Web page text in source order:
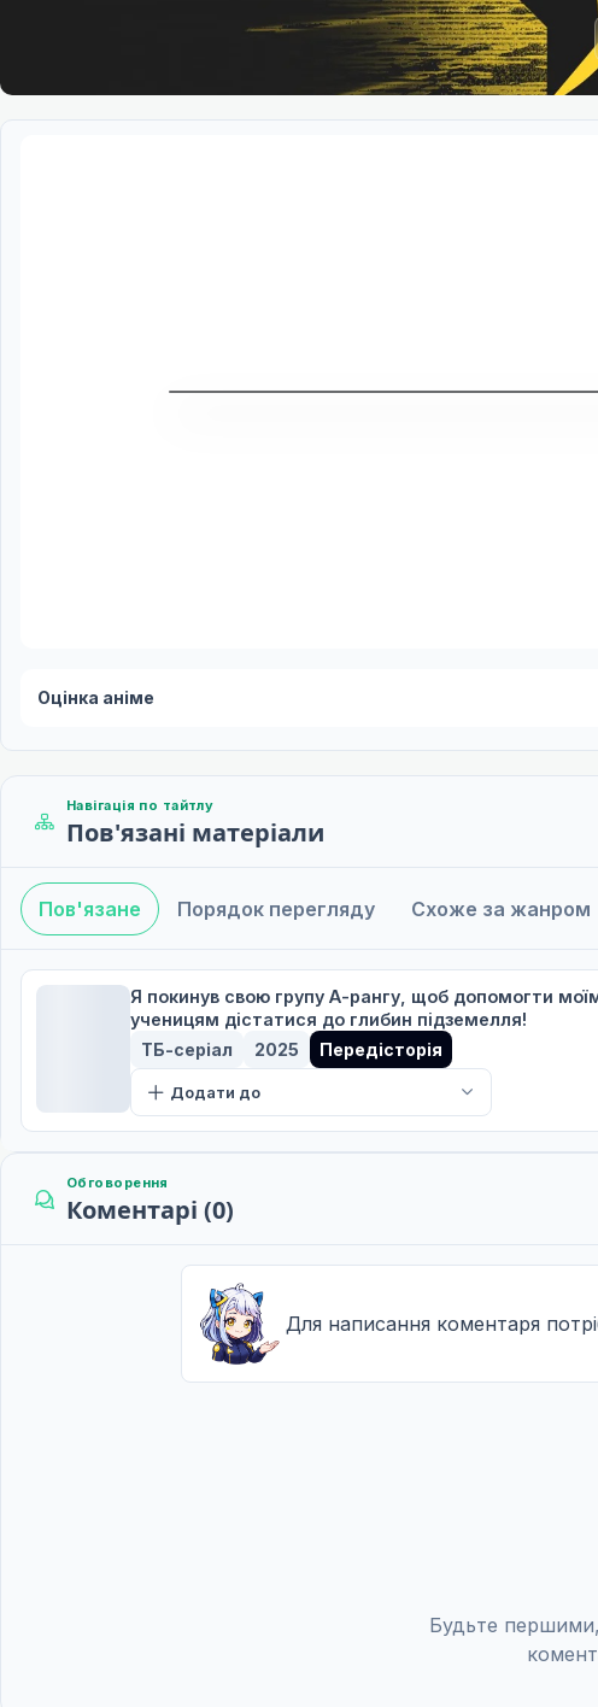
Оцінка аніме
Навігація по тайтлу
Пов'язані матеріали
Пов'язане Порядок перегляду Схоже за жанром
Я покинув свою групу А-рангу, щоб допомогти
ученицям дістатися до глибин підземелля!
ТБ-серіал
2025 Передісторія
Додати до
Обговорення
Коментарі (0)
Для написання коментаря
Будьте